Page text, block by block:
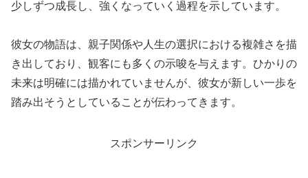
少しずつ成長し、強くなっていく過程を示しています。
彼女の物語は、親子関係や人生の選択における複雑さを描
き出しており、観客にも多くの示唆を与えます。ひかりの
未来は明確には描かれていませんが、彼女が新しい一歩を
踏み出そうとしていることが伝わってきます。
スポンサーリンク